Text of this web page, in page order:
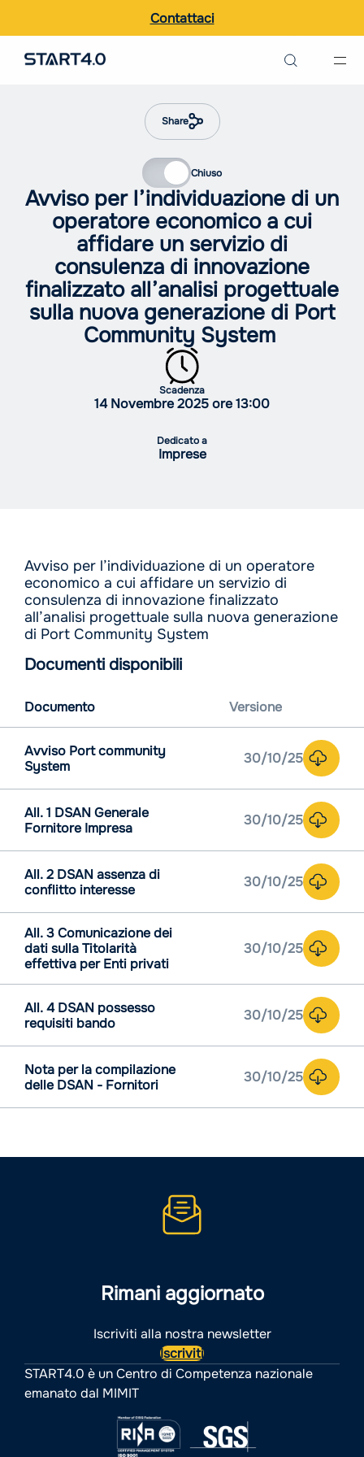
Contattaci
Italiano
English
Share
Chiuso
Avviso per l’individuazione di un
operatore economico a cui
affidare un servizio di
consulenza di innovazione
finalizzato all’analisi progettuale
sulla nuova generazione di Port
Community System
Scadenza
14 Novembre 2025 ore 13:00
Dedicato a
Imprese
Avviso per l’individuazione di un operatore
economico a cui affidare un servizio di
consulenza di innovazione finalizzato
all’analisi progettuale sulla nuova generazione
di Port Community System
Documenti disponibili
Documento Versione
Avviso Port community
System
30/10/25
All. 1 DSAN Generale
Fornitore Impresa
30/10/25
All. 2 DSAN assenza di
conflitto interesse
30/10/25
All. 3 Comunicazione dei
dati sulla Titolarità
effettiva per Enti privati
30/10/25
All. 4 DSAN possesso
requisiti bando
30/10/25
Nota per la compilazione
delle DSAN - Fornitori
30/10/25
Rimani aggiornato
Iscriviti alla nostra newsletter
Iscriviti
START4.0 è un Centro di Competenza nazionale
emanato dal MIMIT